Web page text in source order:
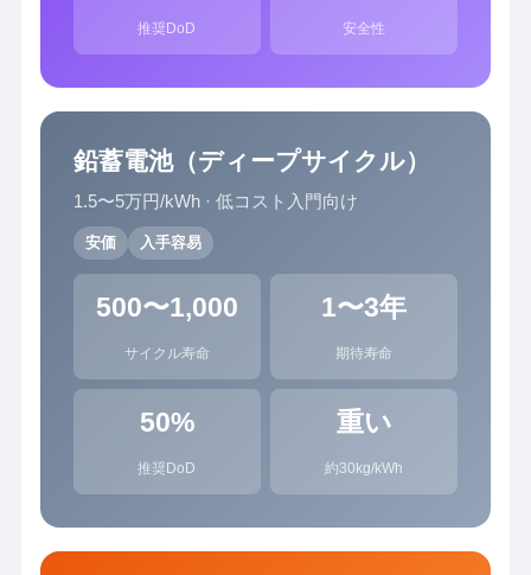
推奨DoD 安全性
鉛蓄電池（ディープサイクル）
1.5〜5万円/kWh · 低コスト入門向け
安価 入手容易
500〜1,000
サイクル寿命
1〜3年
期待寿命
50%
推奨DoD
重い
約30kg/kWh